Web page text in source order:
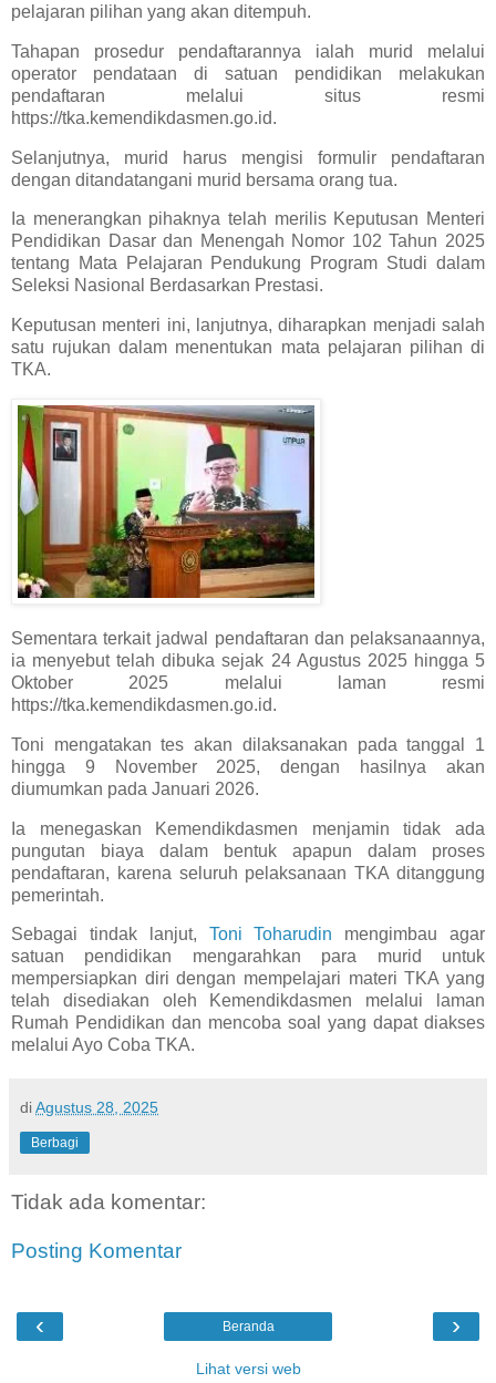
pelajaran pilihan yang akan ditempuh.
Tahapan prosedur pendaftarannya ialah murid melalui
operator pendataan di satuan pendidikan melakukan
pendaftaran melalui situs resmi
https://tka.kemendikdasmen.go.id.
Selanjutnya, murid harus mengisi formulir pendaftaran
dengan ditandatangani murid bersama orang tua.
Ia menerangkan pihaknya telah merilis Keputusan Menteri
Pendidikan Dasar dan Menengah Nomor 102 Tahun 2025
tentang Mata Pelajaran Pendukung Program Studi dalam
Seleksi Nasional Berdasarkan Prestasi.
Keputusan menteri ini, lanjutnya, diharapkan menjadi salah
satu rujukan dalam menentukan mata pelajaran pilihan di
TKA.
Sementara terkait jadwal pendaftaran dan pelaksanaannya,
ia menyebut telah dibuka sejak 24 Agustus 2025 hingga 5
Oktober 2025 melalui laman resmi
https://tka.kemendikdasmen.go.id.
Toni mengatakan tes akan dilaksanakan pada tanggal 1
hingga 9 November 2025, dengan hasilnya akan
diumumkan pada Januari 2026.
Ia menegaskan Kemendikdasmen menjamin tidak ada
pungutan biaya dalam bentuk apapun dalam proses
pendaftaran, karena seluruh pelaksanaan TKA ditanggung
pemerintah.
Sebagai tindak lanjut, Toni Toharudin mengimbau agar
satuan pendidikan mengarahkan para murid untuk
mempersiapkan diri dengan mempelajari materi TKA yang
telah disediakan oleh Kemendikdasmen melalui laman
Rumah Pendidikan dan mencoba soal yang dapat diakses
melalui Ayo Coba TKA.
diAgustus 28, 2025
Berbagi
Tidak ada komentar:
Posting Komentar
‹ ›
Beranda
Lihat versi web